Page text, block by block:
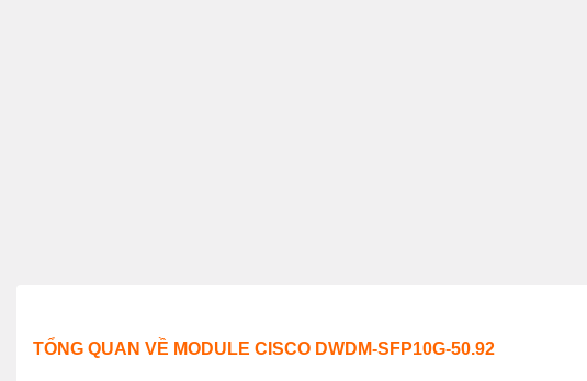
TỔNG QUAN VỀ MODULE CISCO DWDM-SFP10G-50.92